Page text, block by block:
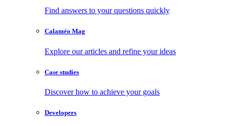
Find answers to your questions quickly
Calaméo Mag
Explore our articles and refine your ideas
Case studies
Discover how to achieve your goals
Developers